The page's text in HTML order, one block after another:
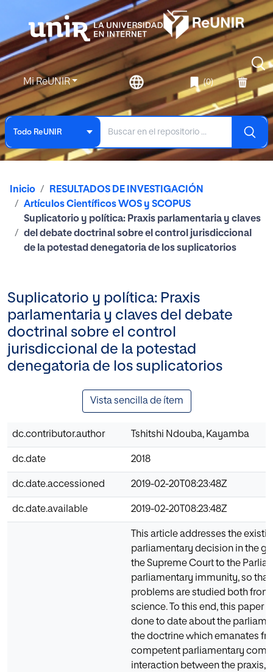
Mi ReUNIR (0)
Todo ReUNIR
Inicio
RESULTADOS DE INVESTIGACIÓN
Artículos Científicos WOS y SCOPUS
Suplicatorio y política: Praxis parlamentaria y claves
del debate doctrinal sobre el control jurisdiccional
de la potestad denegatoria de los suplicatorios
Suplicatorio y política: Praxis
parlamentaria y claves del debate
doctrinal sobre el control
jurisdiccional de la potestad
denegatoria de los suplicatorios
Vista sencilla de ítem
dc.contributor.author Tshitshi Ndouba, Kayamba
dc.date 2018
dc.date.accessioned 2019-02-20T08:23:48Z
dc.date.available 2019-02-20T08:23:48Z
This article addresses the
parliamentary decision in the
the Supreme Court to the
parliamentary immunity, so
problems are studied both
science. To this end, this paper
done to date about the
the doctrine which emanates
competent parliamentary
interaction between the praxis,